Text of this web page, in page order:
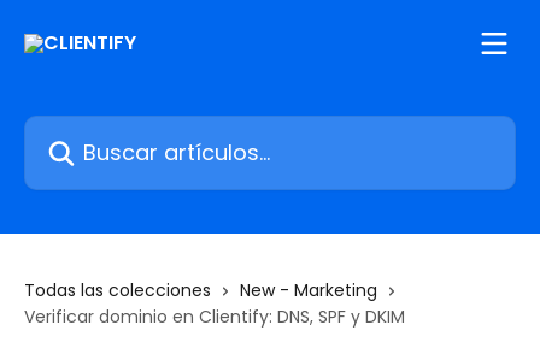
Buscar artículos...
Todas las colecciones
New - Marketing
Verificar dominio en Clientify: DNS, SPF y DKIM